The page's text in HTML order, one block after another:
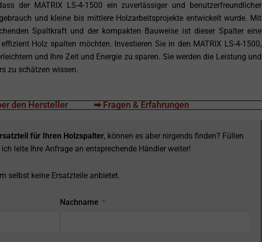
der MATRIX LS-4-1500 ein zuverlässiger und benutzerfreundlicher
und kleine bis mittlere Holzarbeitsprojekte entwickelt wurde. Mit
Spaltkraft und der kompakten Bauweise ist dieser Spalter eine
Holz spalten möchten. Investieren Sie in den MATRIX LS-4-1500,
und Ihre Zeit und Energie zu sparen. Sie werden die Leistung und
zu schätzen wissen.
den Hersteller ➡ Fragen & Erfahrungen
für Ihren Holzspalter, können es aber nirgends finden? Füllen
leite Ihre Anfrage an entsprechende Händler weiter!
selbst keine Ersatzteile anbietet.
Nachname